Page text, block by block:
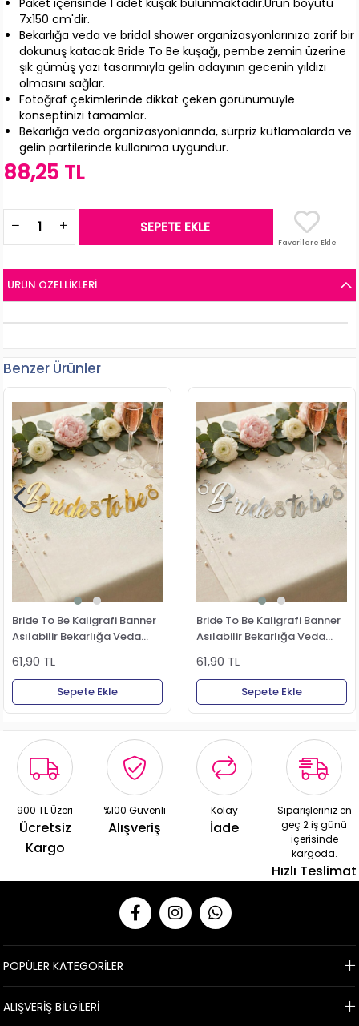
7x150 cm'dir.
Bekarlığa veda ve bridal shower organizasyonlarınıza zarif bir
dokunuş katacak Bride To Be kuşağı, pembe zemin üzerine
şık gümüş yazı tasarımıyla gelin adayının gecenin yıldızı
olmasını sağlar.
Fotoğraf çekimlerinde dikkat çeken görünümüyle
konseptinizi tamamlar.
Bekarlığa veda organizasyonlarında, sürpriz kutlamalarda ve
gelin partilerinde kullanıma uygundur.
88,25 TL
Favorilere Ekle
ÜRÜN ÖZELLIKLERI
Benzer Ürünler
Bride To Be Kaligrafi Banner
Asılabilir Bekarlığa Veda
61,90 TL
Sepete Ekle
Bride To Be Kaligrafi Banner
Asılabilir Bekarlığa Veda
61,90 TL
Sepete Ekle
900 TL Üzeri
Ücretsiz
Kargo
%100 Güvenli
Alışveriş
Kolay
İade
Siparişleriniz en
geç 2 iş günü
içerisinde
kargoda.
Hızlı Teslimat
POPÜLER KATEGORİLER
ALIŞVERİŞ BİLGİLERİ